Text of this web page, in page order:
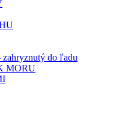
do ľadu
MORU